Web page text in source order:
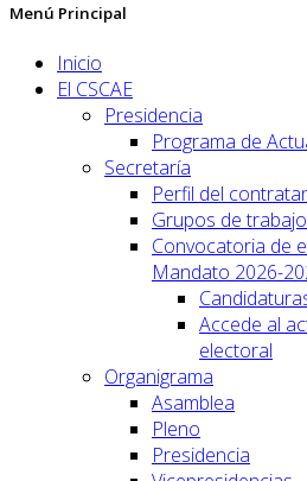
Menú Principal
Inicio
El CSCAE
Presidencia
Programa de
Secretaría
Perfil del
Grupos de trabajo
Convocatoria de
Mandato 2026-
Accede al
electoral
Organigrama
Asamblea
Pleno
Presidencia